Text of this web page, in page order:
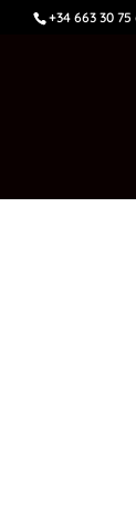
+34 663 30 75